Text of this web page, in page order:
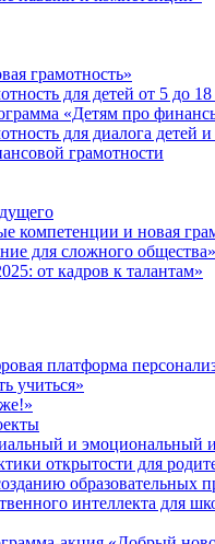
грамотность»
для детей от 5 до 18
«Детям про
для диалога детей
грамотности
компетенции и новая
для сложного общества»
от кадров к талантам»
платформа
учиться»
и эмоциональный
открытости для
образовательных
интеллекта для